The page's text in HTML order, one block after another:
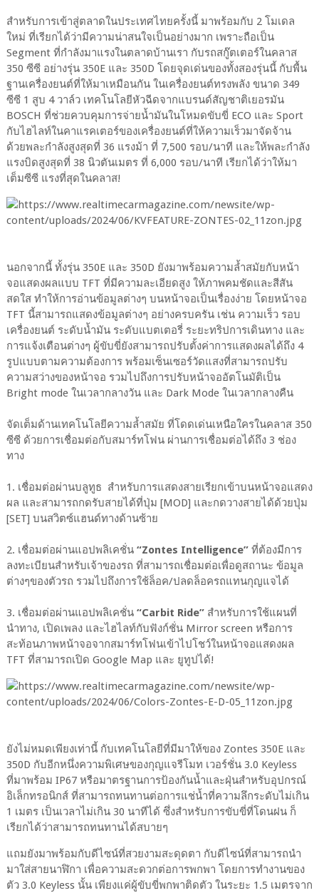
สำหรับการเข้าสู่ตลาดในประเทศไทยครั้งนี้ มาพร้อมกับ 2 โมเดล
ใหม่ ที่เรียกได้ว่ามีความน่าสนใจเป็นอย่างมาก เพราะถือเป็น
Segment ที่กำลังมาแรงในตลาดบ้านเรา กับรถสกู๊ตเตอร์ในคลาส
350 ซีซี อย่างรุ่น 350E และ 350D โดยจุดเด่นของทั้งสองรุ่นนี้ กับพื้น
ฐานเครื่องยนต์ที่ให้มาเหมือนกัน ในเครื่องยนต์ทรงพลัง ขนาด 349
ซีซี 1 สูบ 4 วาล์ว เทคโนโลยีหัวฉีดจากแบรนด์สัญชาติเยอรมัน
BOSCH ที่ช่วยควบคุมการจ่ายน้ำมันในโหมดขับขี่ ECO และ Sport
กับไฮไลท์ในคาแรคเตอร์ของเครื่องยนต์ที่ให้ความเร็วมาจัดจ้าน
ด้วยพละกำลังสูงสุดที่ 36 แรงม้า ที่ 7,500 รอบ/นาที และให้พละกำลัง
แรงบิดสูงสุดที่ 38 นิวตันเมตร ที่ 6,000 รอบ/นาที เรียกได้ว่าให้มา
เต็มซีซี แรงที่สุดในคลาส!
นอกจากนี้ ทั้งรุ่น 350E และ 350D ยังมาพร้อมความล้ำสมัยกับหน้า
จอแสดงผลแบบ TFT ที่มีความละเอียดสูง ให้ภาพคมชัดและสีสัน
สดใส ทำให้การอ่านข้อมูลต่างๆ บนหน้าจอเป็นเรื่องง่าย โดยหน้าจอ
TFT นี้สามารถแสดงข้อมูลต่างๆ อย่างครบครัน เช่น ความเร็ว รอบ
เครื่องยนต์ ระดับน้ำมัน ระดับแบตเตอรี่ ระยะทริปการเดินทาง และ
การแจ้งเตือนต่างๆ ผู้ขับขี่ยังสามารถปรับตั้งค่าการแสดงผลได้ถึง 4
รูปแบบตามความต้องการ พร้อมเซ็นเซอร์วัดแสงที่สามารถปรับ
ความสว่างของหน้าจอ รวมไปถึงการปรับหน้าจออัตโนมัติเป็น
Bright mode ในเวลากลางวัน และ Dark Mode ในเวลากลางคืน
จัดเต็มด้านเทคโนโลยีความล้ำสมัย ที่โดดเด่นเหนือใครในคลาส 350
ซีซี ด้วยการเชื่อมต่อกับสมาร์ทโฟน ผ่านการเชื่อมต่อได้ถึง 3 ช่อง
ทาง
1. เชื่อมต่อผ่านบลูทูธ สำหรับการแสดงสายเรียกเข้าบนหน้าจอแสดง
ผล และสามารถกดรับสายได้ที่ปุ่ม [MOD] และกดวางสายได้ด้วยปุ่ม
[SET] บนสวิตซ์แฮนด์ทางด้านซ้าย
2. เชื่อมต่อผ่านแอปพลิเคชั่น“Zontes Intelligence”ที่ต้องมีการ
ลงทะเบียนสำหรับเจ้าของรถ ที่สามารถเชื่อมต่อเพื่อดูสถานะ ข้อมูล
ต่างๆของตัวรถ รวมไปถึงการใช้ล็อค/ปลดล็อครถแทนกุญแจได้
3. เชื่อมต่อผ่านแอปพลิเคชั่น “Carbit Ride”สำหรับการใช้แผนที่
นำทาง, เปิดเพลง และไฮไลท์กับฟังก์ชั่น Mirror screen หรือการ
สะท้อนภาพหน้าจอจากสมาร์ทโฟนเข้าไปโชว์ในหน้าจอแสดงผล
TFT ที่สามารถเปิด Google Map และ ยูทูปได้!
ยังไม่หมดเพียงเท่านี้ กับเทคโนโลยีที่มีมาให้ของ Zontes 350E และ
350D กับอีกหนึ่งความพิเศษของกุญแจรีโมท เวอร์ชั่น 3.0 Keyless
ที่มาพร้อม IP67 หรือมาตรฐานการป้องกันน้ำและฝุ่นสำหรับอุปกรณ์
อิเล็กทรอนิกส์ ที่สามารถทนทานต่อการแช่น้ำที่ความลึกระดับไม่เกิน
1 เมตร เป็นเวลาไม่เกิน 30 นาทีได้ ซึ่งสำหรับการขับขี่ที่โดนฝน ก็
เรียกได้ว่าสามารถทนทานได้สบายๆ
แถมยังมาพร้อมกับดีไซน์ที่สวยงามสะดุดตา กับดีไซน์ที่สามารถนำ
มาใส่สายนาฬิกา เพื่อความสะดวกต่อการพกพา โดยการทำงานของ
ตัว 3.0 Keyless นั้น เพียงแค่ผู้ขับขี่พกพาติดตัว ในระยะ 1.5 เมตรจาก